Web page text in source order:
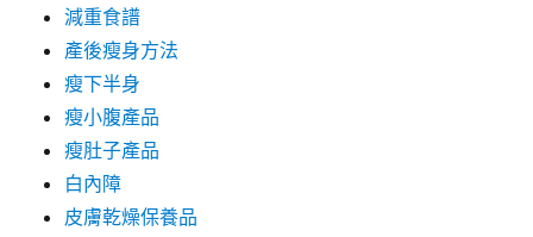
減重食譜
產後瘦身方法
瘦下半身
瘦小腹產品
瘦肚子產品
白內障
皮膚乾燥保養品